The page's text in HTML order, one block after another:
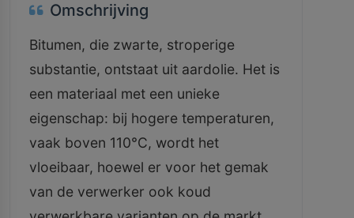
Omschrijving
Bitumen, die zwarte, stroperige
substantie, ontstaat uit aardolie. Het is
een materiaal met een unieke
eigenschap: bij hogere temperaturen,
vaak boven 110°C, wordt het
vloeibaar, hoewel er voor het gemak
van de verwerker ook koud